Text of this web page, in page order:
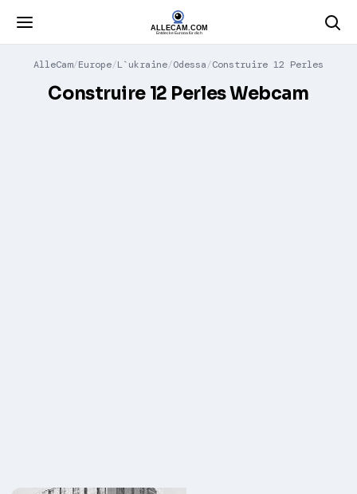
AlleCam Europe L`ukraine Odessa Construire 12 Perles
Construire 12 Perles Webcam